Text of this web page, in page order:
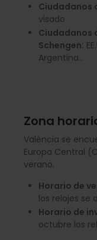
Ciudadanos
visado
Ciudadanos
Schengen:
Argentina...
Zona
València se
Europa Central
verano.
Horario de
los relojes se
Horario de
octubre los